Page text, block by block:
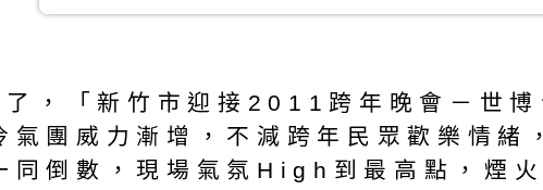
，「新竹市迎接2011跨年晚會－世
氣團威力漸增，不減跨年民眾歡樂情
同倒數，現場氣氛High到最高點，煙